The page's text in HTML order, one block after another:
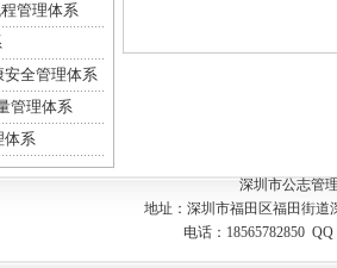
管理体系
安全管理体系
管理体系
体系
深圳市公志管
地址：深圳市福田区福田街
电话：18565782850